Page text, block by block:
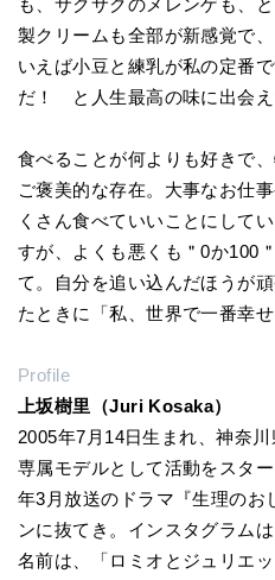
も、サクサクのメレンゲも、
製クリームも全部が新感覚で
いえば小豆と練乳が私の定番
だ！ と人生最高の味に出会え
食べることが何よりも好きで
ご褒美的な存在。大事なお仕
くさん食べていいことにして
すが、よくも悪くも＂0か100
て。自分を追い込んだほうが
たときに「私、世界で一番幸
Profile
上坂樹里（Juri Kosaka）
2005年7月14日生まれ、神奈
専属モデルとして活動をスタ
年3月放送のドラマ『生理のお
ンに抜てき。インスタグラム
名前は、「ロミオとジュリエ